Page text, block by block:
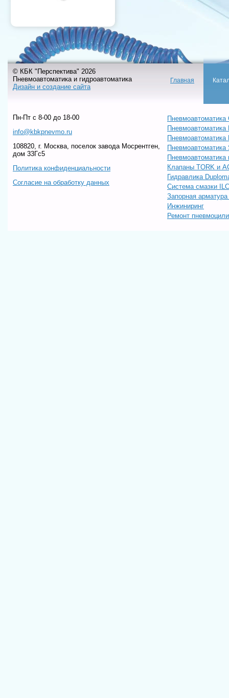
© КБК "Перспектива" 2026
Пневмоавтоматика и гидроавтоматика
Дизайн и создание сайта
Главная
Пн-Пт c 8-00 до 18-00
info@kbkpnevmo.ru
108820, г. Москва, поселок завода Мосрентген,
дом 33Гс5
Политика конфиденциальности
Согласие на обработку данных
Пневмоавтоматика
Пневмоавтоматика
Пневмоавтоматика
Пневмоавтоматика
Клапаны TORK и
Гидравлика
Система смазки ILC
Запорная
Инжиниринг
Ремонт